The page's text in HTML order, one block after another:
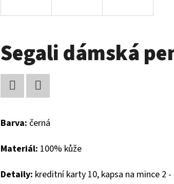
Segali dámská
Barva: černá
Materiál: 100% kůže
Detaily: kreditní karty 10, kapsa na mince 2